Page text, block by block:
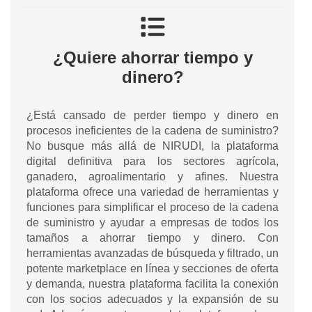
¿Quiere ahorrar tiempo y
dinero?
¿Está cansado de perder tiempo y dinero en
procesos ineficientes de la cadena de suministro?
No busque más allá de NIRUDI, la plataforma
digital definitiva para los sectores agrícola,
ganadero, agroalimentario y afines. Nuestra
plataforma ofrece una variedad de herramientas y
funciones para simplificar el proceso de la cadena
de suministro y ayudar a empresas de todos los
tamaños a ahorrar tiempo y dinero. Con
herramientas avanzadas de búsqueda y filtrado, un
potente marketplace en línea y secciones de oferta
y demanda, nuestra plataforma facilita la conexión
con los socios adecuados y la expansión de su